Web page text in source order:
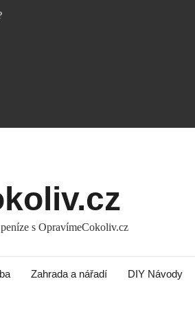
s OpravímeCokoliv.cz
Zahrada a nářadí DIY Návody